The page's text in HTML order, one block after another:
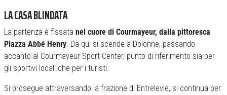
LA CASA BLINDATA
La partenza è fissata nel cuore di Courmayeur, dalla pittoresca
Piazza Abbé Henry. Da qui si scende a Dolonne, passando
accanto al Courmayeur Sport Center, punto di riferimento sia per
gli sportivi locali che per i turisti.
Si prosegue attraversando la frazione di Entrelevie, si continua per